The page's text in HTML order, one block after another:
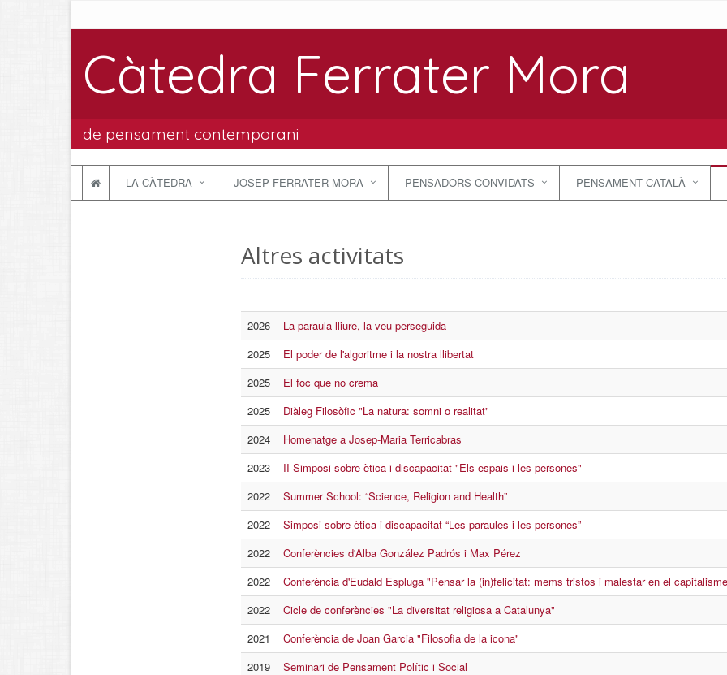
Càtedra Ferrater Mora
de pensament contemporani
LA CÀTEDRA JOSEP FERRATER MORA PENSADORS CONVIDATS PENSAMENT CATALÀ
Altres activitats
2026
La paraula lliure, la veu perseguida
2025
El poder de l'algoritme i la nostra llibertat
2025
El foc que no crema
2025
Diàleg Filosòfic "La natura: somni o realitat"
2024
Homenatge a Josep-Maria Terricabras
2023
II Simposi sobre ètica i discapacitat "Els espais i les persones"
2022
Summer School: “Science, Religion and Health”
2022
Simposi sobre ètica i discapacitat “Les paraules i les persones”
2022
Conferències d'Alba González Padrós i Max Pérez
2022
Conferència d'Eudald Espluga "Pensar la (in)felicitat: mems tristos i malestar en el
2022
Cicle de conferències "La diversitat religiosa a Catalunya"
2021
Conferència de Joan Garcia "Filosofia de la icona"
2019
Seminari de Pensament Polític i Social